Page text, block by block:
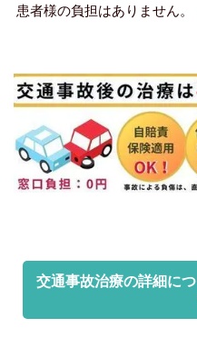
患者様の負担はありません
交通事故治療の詳細に